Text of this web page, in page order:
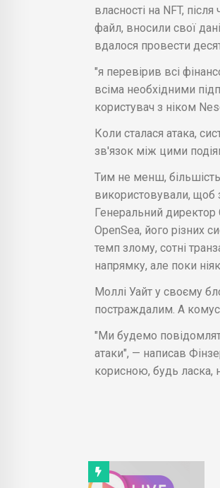
власності на NFT,
файл, вносили свої
вдалося провести
"я перевірив всі
всіма необхідними
користувач з ніком
Коли сталася атака,
зв'язок між цими
Тим не менш,
використовували, щоб
Генеральний директор
OpenSea, його різних
темп злому, сотні
напрямку, але поки
Моллі Уайт у своєму
постраждалим. А
"Ми будемо
атаки", — написав
корисною, будь ласка,